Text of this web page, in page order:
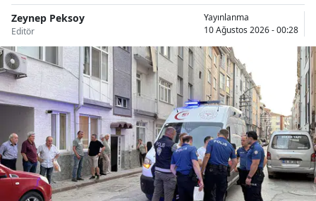
Siirt
Tekirdağ
Tokat
Trabzon
Tunceli
Zeynep Peksoy
Editör
Yayınlanma
10 Ağustos 2026 - 00:28